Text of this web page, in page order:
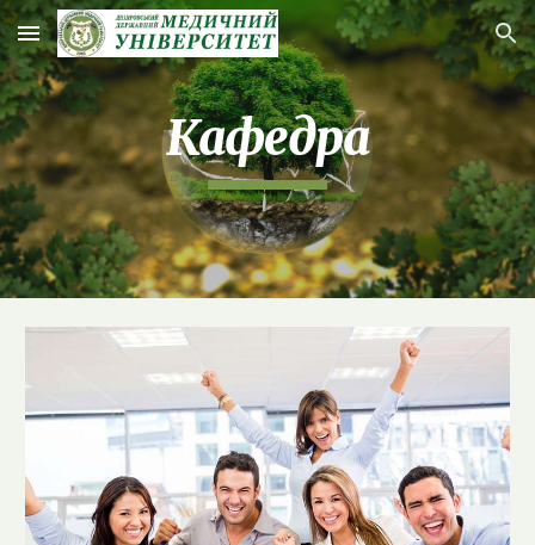
Skip to main content Skip to navigation
Кафедра